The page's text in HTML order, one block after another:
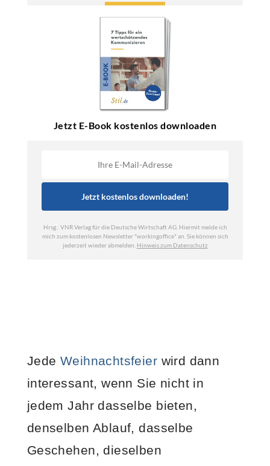
Jede Weihnachtsfeier wird dann
interessant, wenn Sie nicht in
jedem Jahr dasselbe bieten,
denselben Ablauf, dasselbe
Geschehen, dieselben